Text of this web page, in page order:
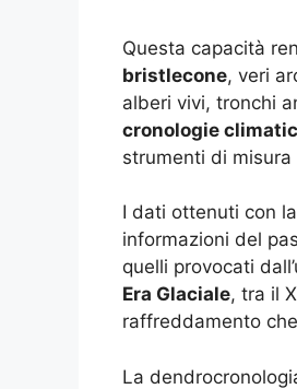
Questa capacità
bristlecone, veri
alberi vivi, tronchi
cronologie
strumenti di
I dati ottenuti con
informazioni del
quelli provocati
Era Glaciale, tra il
raffreddamento
La